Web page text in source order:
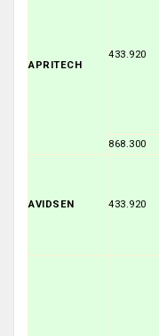
APRITECH
433.920
868.300
AVIDSEN 433.920